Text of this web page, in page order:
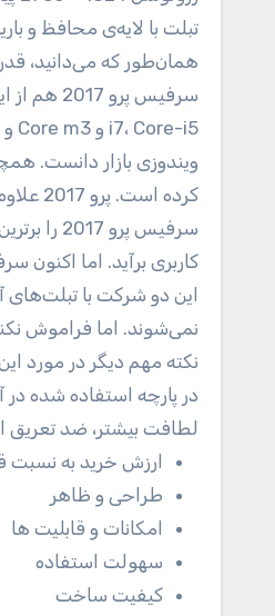
همان‌طور که می‌دانید،
ویندوزی بازار دانست.
سرفیس
کاربری برآید. اما اکنون
نمی‌شوند. اما فراموش
نکته مهم دیگر در مورد
در پارچه استفاده شده در
لطافت بیشتر، ضد تعریق
ارزش خرید به
طراحی و ظاهر
امکانات و قابلیت ها
سهولت استفاده
کیفیت ساخت